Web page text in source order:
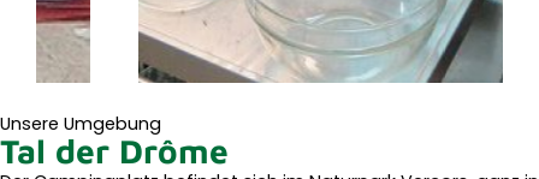
Unsere Umgebung
Tal der Drôme